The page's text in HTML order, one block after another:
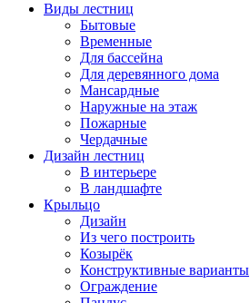
Виды лестниц
Бытовые
Временные
Для бассейна
Для деревянного дома
Мансардные
Наружные на этаж
Пожарные
Чердачные
Дизайн лестниц
В интерьере
В ландшафте
Крыльцо
Дизайн
Из чего построить
Козырёк
Конструктивные варианты
Ограждение